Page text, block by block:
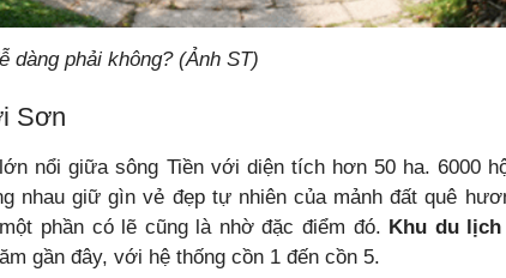
dàng phải không? (Ảnh ST)
Sơn
nổi giữa sông Tiền với diện tích hơn 50 ha. 6000
nhau giữ gìn vẻ đẹp tự nhiên của mảnh đất quê
phần có lẽ cũng là nhờ đặc điểm đó. Khu du
gần đây, với hệ thống cồn 1 đến cồn 5.